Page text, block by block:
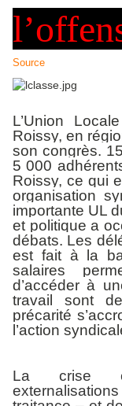
Source
L’Union
Roissy, en
son congrès.
5 000
Roissy, ce qui
organisation
importante UL
et politique a
débats. Les
est fait à la
salaires
d’accéder à
travail sont
précarité
l’action
La crise